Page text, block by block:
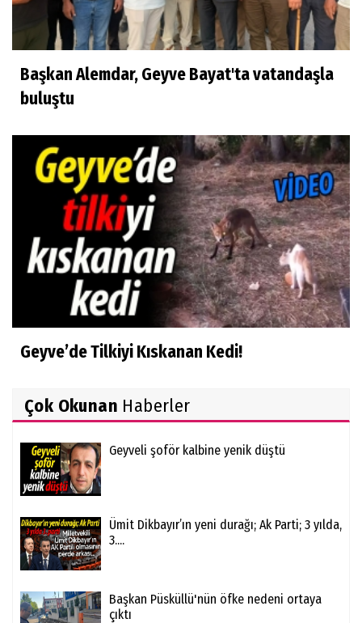
Başkan Alemdar, Geyve Bayat'ta vatandaşla
buluştu
Geyve’de Tilkiyi Kıskanan Kedi!
Çok Okunan Haberler
Geyveli şoför kalbine yenik düştü
Ümit Dikbayır’ın yeni durağı; Ak Parti; 3 yılda,
3....
Başkan Püsküllü'nün öfke nedeni ortaya
çıktı